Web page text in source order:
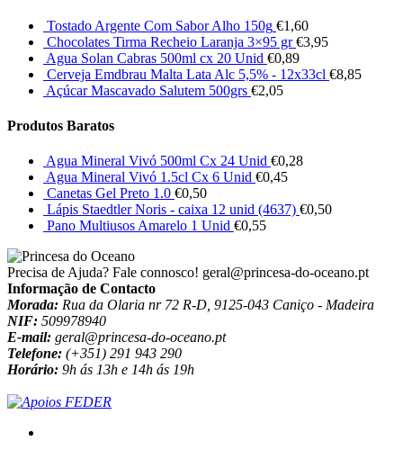
Tostado Argente Com Sabor Alho 150g €1,60
Chocolates Tirma Recheio Laranja 3×95 gr €3,95
Agua Solan Cabras 500ml cx 20 Unid €0,89
Cerveja Emdbrau Malta Lata Alc 5,5% - 12x33cl €8,85
Açúcar Mascavado Salutem 500grs €2,05
Produtos Baratos
Agua Mineral Vivó 500ml Cx 24 Unid €0,28
Agua Mineral Vivó 1.5cl Cx 6 Unid €0,45
Canetas Gel Preto 1.0 €0,50
Lápis Staedtler Noris - caixa 12 unid (4637) €0,50
Pano Multiusos Amarelo 1 Unid €0,55
Precisa de Ajuda? Fale connosco! geral@princesa-do-oceano.pt
Informação de Contacto
Morada: Rua da Olaria nr 72 R-D, 9125-043 Caniço - Madeira
NIF: 509978940
E-mail: geral@princesa-do-oceano.pt
Telefone: (+351) 291 943 290
Horário: 9h ás 13h e 14h ás 19h